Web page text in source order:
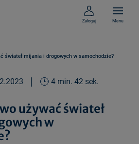
Zaloguj Menu
świateł mijania i drogowych w samochodzie?
4 min. 42 sek.
używać świateł
w